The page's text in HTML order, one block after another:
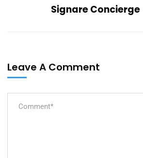
Signare Concierge
Leave A Comment